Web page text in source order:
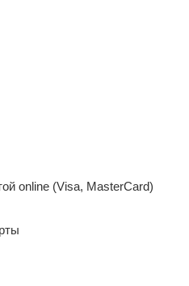
online (Visa, MasterCard)